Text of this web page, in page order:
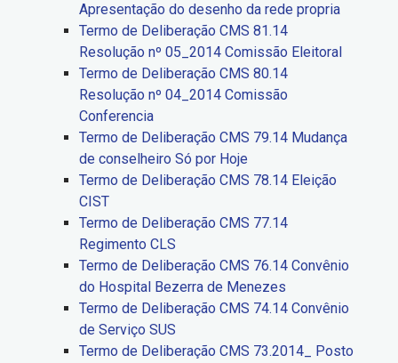
Apresentação do desenho da rede propria
Termo de Deliberação CMS 81.14
Resolução nº 05_2014 Comissão Eleitoral
Termo de Deliberação CMS 80.14
Resolução nº 04_2014 Comissão
Conferencia
Termo de Deliberação CMS 79.14 Mudança
de conselheiro Só por Hoje
Termo de Deliberação CMS 78.14 Eleição
CIST
Termo de Deliberação CMS 77.14
Regimento CLS
Termo de Deliberação CMS 76.14 Convênio
do Hospital Bezerra de Menezes
Termo de Deliberação CMS 74.14 Convênio
de Serviço SUS
Termo de Deliberação CMS 73.2014_ Posto